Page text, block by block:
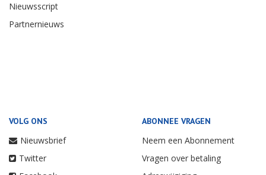
Nieuwsscript
Partnernieuws
VOLG ONS
Nieuwsbrief
Twitter
ABONNEE VRAGEN
Neem een Abonnement
Vragen over betaling